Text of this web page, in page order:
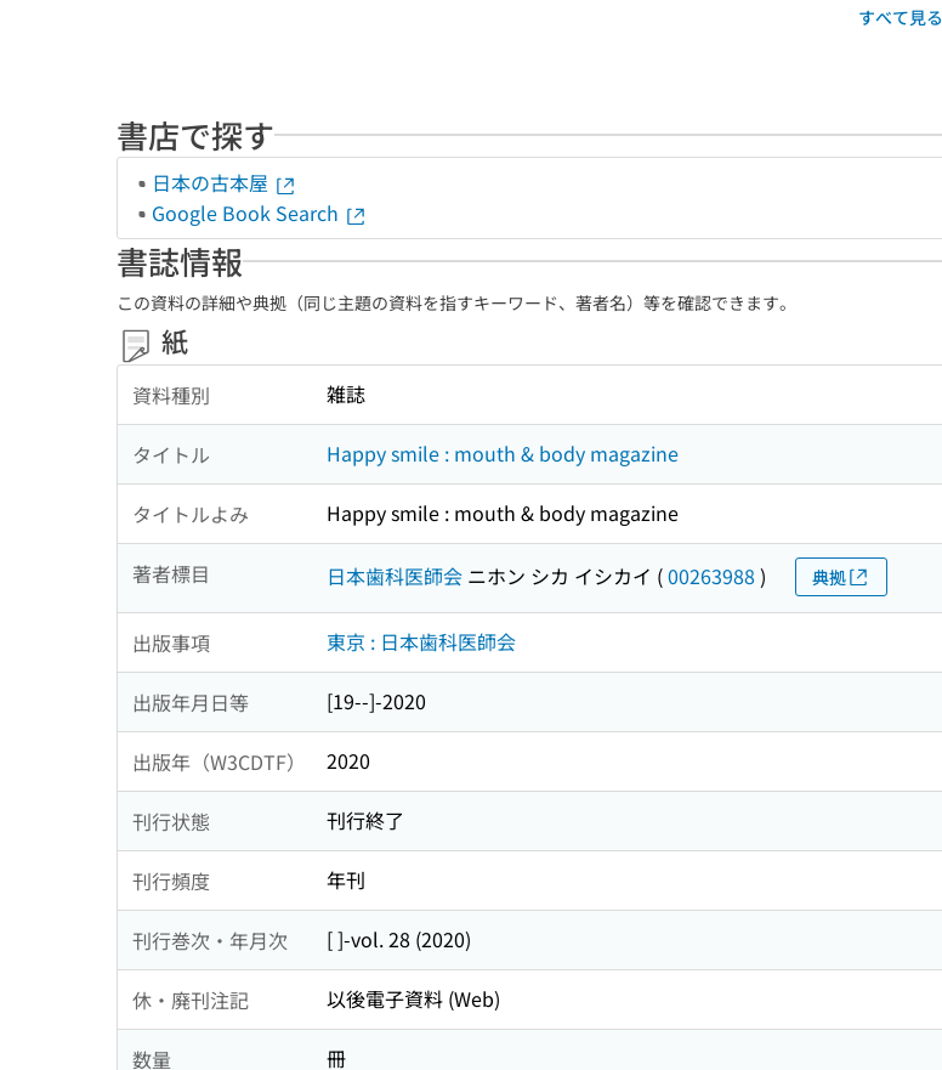
すべて見る
書店で探す
日本の古本屋
Google Book Search
書誌情報
この資料の詳細や典拠（同じ主題の資料を指すキーワード、著者名）等を確認できます。
紙
資料種別 雑誌
タイトル Happy smile : mouth & body magazine
タイトルよみ Happy smile : mouth & body magazine
著者標目 日本歯科医師会 ニホン シカ イシカイ (00263988 ) 典拠
出版事項 東京 : 日本歯科医師会
出版年月日等 [19--]-2020
出版年（W3CDTF） 2020
刊行状態 刊行終了
刊行頻度 年刊
刊行巻次・年月次 [ ]-vol. 28 (2020)
休・廃刊注記 以後電子資料 (Web)
数量 冊